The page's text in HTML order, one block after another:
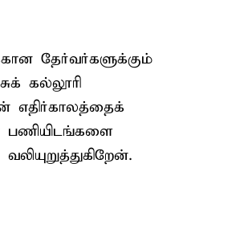
தேர்வர்களுக்கும்
கல்லூரி
எதிர்காலத்தைக்
பணியிடங்களை